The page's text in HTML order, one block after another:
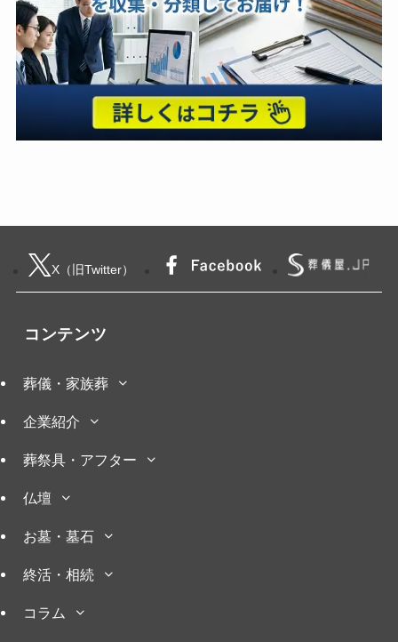
X（旧Twitter）
コンテンツ
葬儀・家族葬
企業紹介
葬祭具・アフター
仏壇
お墓・墓石
終活・相続
コラム